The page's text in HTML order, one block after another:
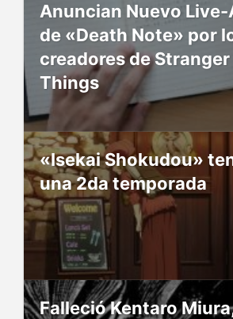
Anuncian Nuevo
de «Death Note» por
creadores de Stranger
Things
«Isekai Shokudou»
una 2da temporada
Falleció Kentaro